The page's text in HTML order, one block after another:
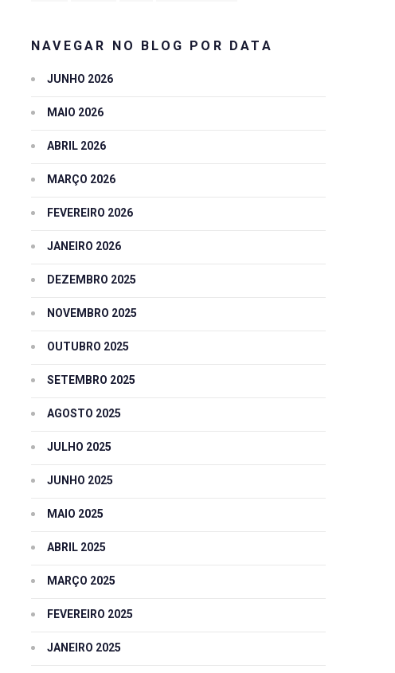
NAVEGAR NO BLOG POR DATA
JUNHO 2026
MAIO 2026
ABRIL 2026
MARÇO 2026
FEVEREIRO 2026
JANEIRO 2026
DEZEMBRO 2025
NOVEMBRO 2025
OUTUBRO 2025
SETEMBRO 2025
AGOSTO 2025
JULHO 2025
JUNHO 2025
MAIO 2025
ABRIL 2025
MARÇO 2025
FEVEREIRO 2025
JANEIRO 2025